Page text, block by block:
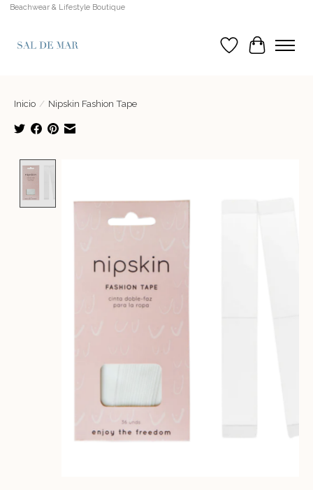
Beachwear & Lifestyle Boutique
Lista de deseos
Cesta
Inicio / Nipskin Fashion Tape